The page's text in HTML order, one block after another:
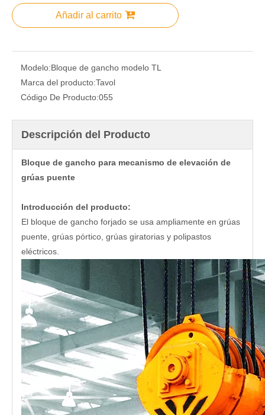
Añadir al carrito
Modelo:Bloque de gancho modelo TL
Marca del producto:Tavol
Código De Producto:055
Descripción del Producto
Bloque de gancho para mecanismo de elevación de
grúas puente
Introducción del producto:
El bloque de gancho forjado se usa ampliamente en grúas
puente, grúas pórtico, grúas giratorias y polipastos
eléctricos.